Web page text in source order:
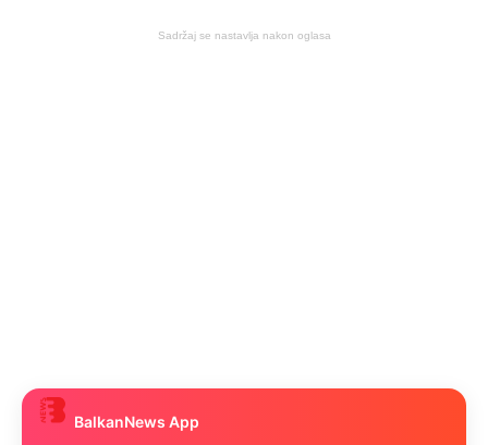
Sadržaj se nastavlja nakon oglasa
BalkanNews App